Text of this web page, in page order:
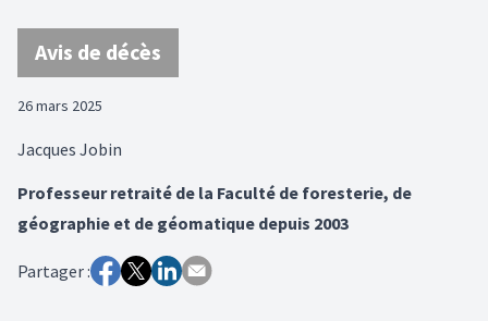
Avis de décès
26 mars 2025
Jacques Jobin
Professeur retraité de la Faculté de foresterie, de
géographie et de géomatique depuis 2003
Partager :